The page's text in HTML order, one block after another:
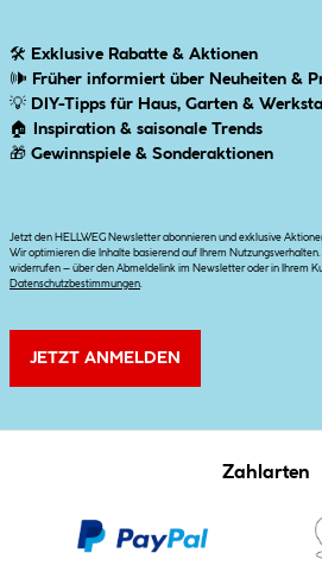
🛠 Exklusive Rabatte & Aktionen
🕪 Früher informiert über Neuheiten &
💡 DIY-Tipps für Haus, Garten &
🏠
Inspiration & saisonale Trends
🎁 Gewinnspiele & Sonderaktionen
Jetzt den HELLWEG Newsletter abonnieren und exklusive
Wir optimieren die Inhalte basierend auf Ihrem
widerrufen – über den Abmeldelink im Newsletter oder in Ihrem
Datenschutzbestimmungen
JETZT ANMELDEN
Zahlarten